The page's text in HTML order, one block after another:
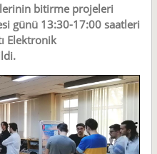
bitirme projeleri
günü 13:30-17:00 saatleri
Elektronik